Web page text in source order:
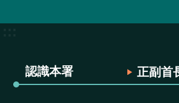
認識本署 正副首